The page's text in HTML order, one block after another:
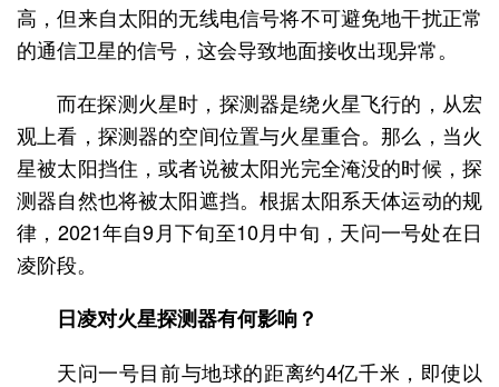
高，但来自太阳的无线电信号将不可避免地干扰正常
的通信卫星的信号，这会导致地面接收出现异常。
而在探测火星时，探测器是绕火星飞行的，从宏
观上看，探测器的空间位置与火星重合。那么，当火
星被太阳挡住，或者说被太阳光完全淹没的时候，探
测器自然也将被太阳遮挡。根据太阳系天体运动的规
律，2021年自9月下旬至10月中旬，天问一号处在日
凌阶段。
日凌对火星探测器有何影响？
天问一号目前与地球的距离约4亿千米，即使以